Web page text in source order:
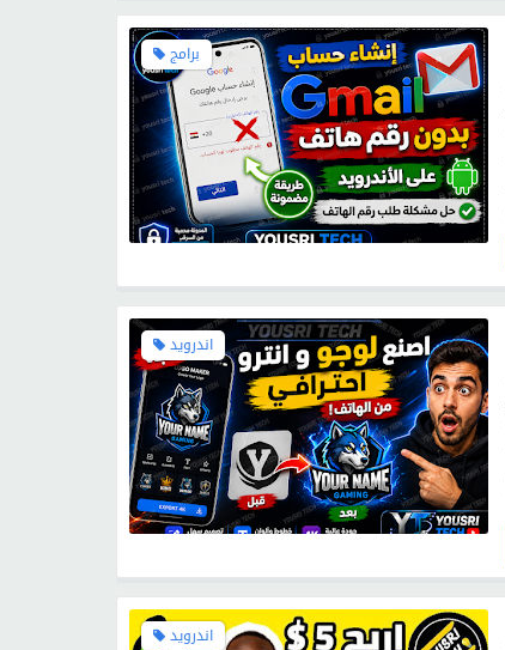
برامج
اندرويد
اندرويد